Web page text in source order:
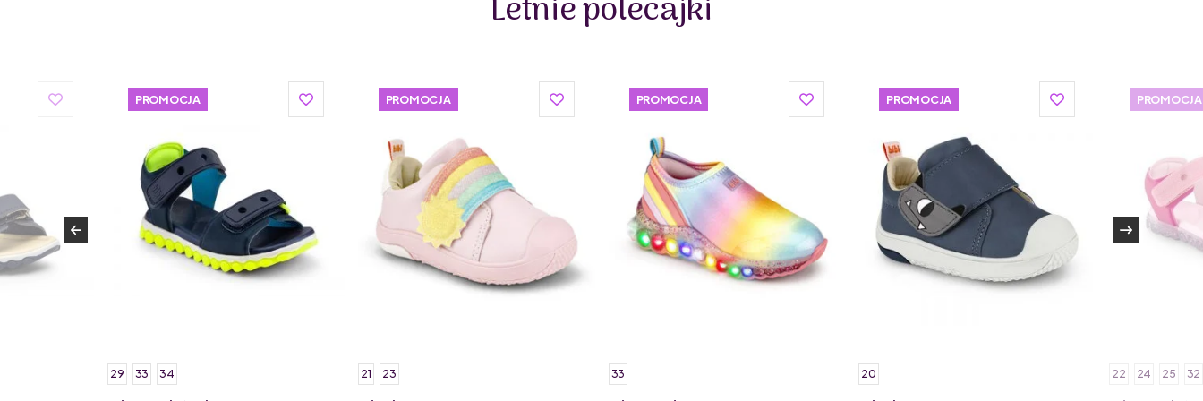
województwie lubelskim. Podobnie jak polska firma Mrugała produkują tylko najwyższej klasy buciki
skórzane.
Letnie polecajki
PROMOCJA
29 33 34
PROMOCJA
21 23
PROMOCJA
33
PROMOCJA
20
PROMOCJA
22 24 25 32